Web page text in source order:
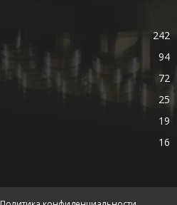
242
94
72
25
19
16